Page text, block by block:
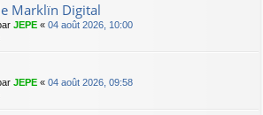
Marklïn Digital
JEPE « 04 août 2026, 10:00
JEPE « 04 août 2026, 09:58